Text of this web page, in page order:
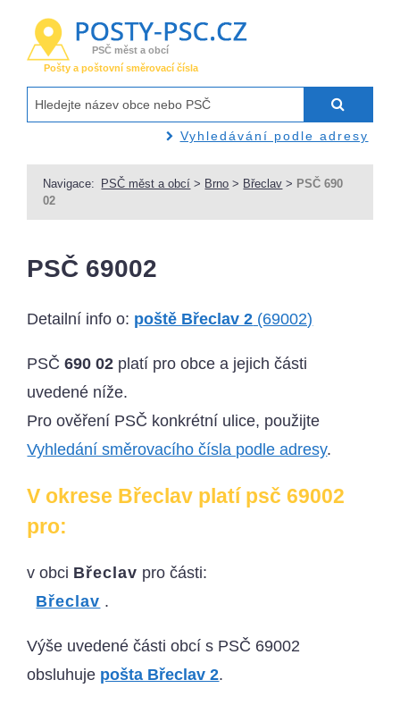
PSČ měst a obcí
Pošty a poštovní směrovací čísla
Vyhledávání podle adresy
Navigace: PSČ měst a obcí > Brno > Břeclav > PSČ 690
02
PSČ 69002
Detailní info o: poště Břeclav 2 (69002)
PSČ690 02 platí pro obce a jejich části
uvedené níže.
Pro ověření PSČ konkrétní ulice, použijte
Vyhledání směrovacího čísla podle adresy.
V okrese Břeclav platí psč 69002
pro:
v obci Břeclav pro části:
Břeclav .
Výše uvedené části obcí s PSČ 69002
obsluhuje pošta Břeclav 2.